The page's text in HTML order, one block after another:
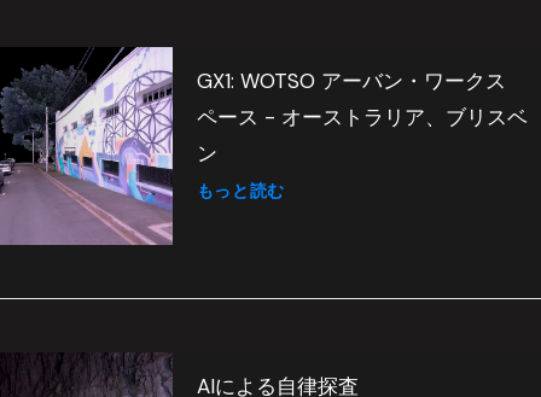
GX1: WOTSO アーバン・ワークス
ペース - オーストラリア、ブリスベ
ン
もっと読む
AIによる自律探査